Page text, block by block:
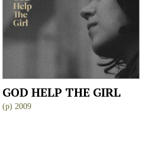
GOD HELP THE GIRL
(p) 2009